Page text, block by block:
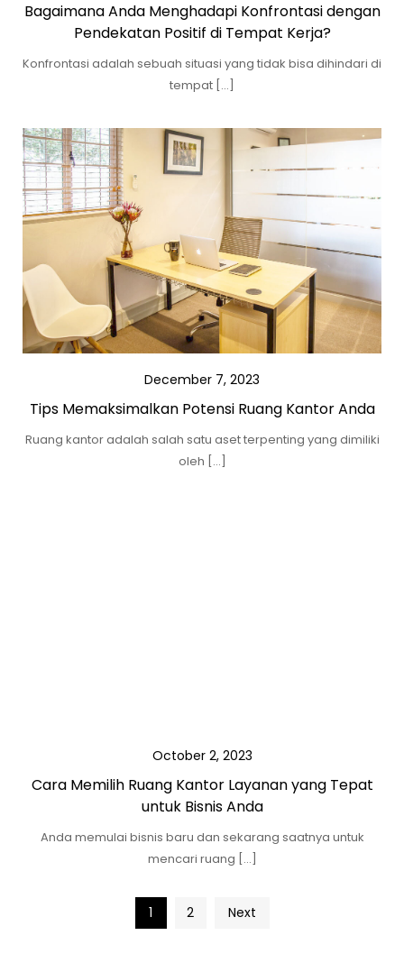
Bagaimana Anda Menghadapi Konfrontasi dengan
Pendekatan Positif di Tempat Kerja?
Konfrontasi adalah sebuah situasi yang tidak bisa dihindari di
tempat […]
December 7, 2023
Tips Memaksimalkan Potensi Ruang Kantor Anda
Ruang kantor adalah salah satu aset terpenting yang dimiliki
oleh […]
October 2, 2023
Cara Memilih Ruang Kantor Layanan yang Tepat
untuk Bisnis Anda
Anda memulai bisnis baru dan sekarang saatnya untuk
mencari ruang […]
1 2 Next